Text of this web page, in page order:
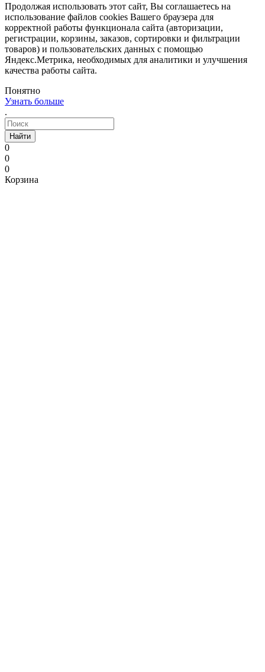
Продолжая использовать этот сайт, Вы соглашаетесь на
использование файлов cookies Вашего браузера для
корректной работы функционала сайта (авторизации,
регистрации, корзины, заказов, сортировки и фильтрации
товаров) и пользовательских данных с помощью
Яндекс.Метрика, необходимых для аналитики и улучшения
качества работы сайта.
Понятно
Узнать больше
.
Найти
0
0
0
Корзина